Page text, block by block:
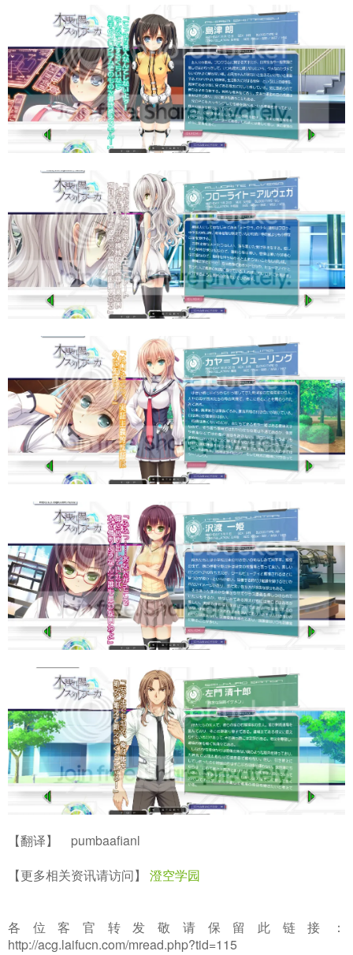
【翻译】 pumbaafianl
【更多相关资讯请访问】 澄空学园
各位客官转发敬请保留此链接：
http://acg.laifucn.com/mread.php?tid=115